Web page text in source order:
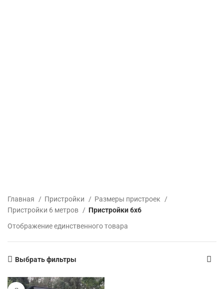
Главная Пристройки
Размеры пристроек
Пристройки 6 метров
Пристройки 6х6
Отображение единственного товара
Выбрать фильтры